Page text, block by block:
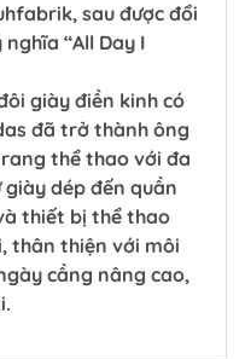
sau được đổi
“All Day I
giày điền kinh có
đã trở thành ông
thể thao với đa
dép đến quần
thiết bị thể thao
thân thiện với môi
cầng nâng cao,